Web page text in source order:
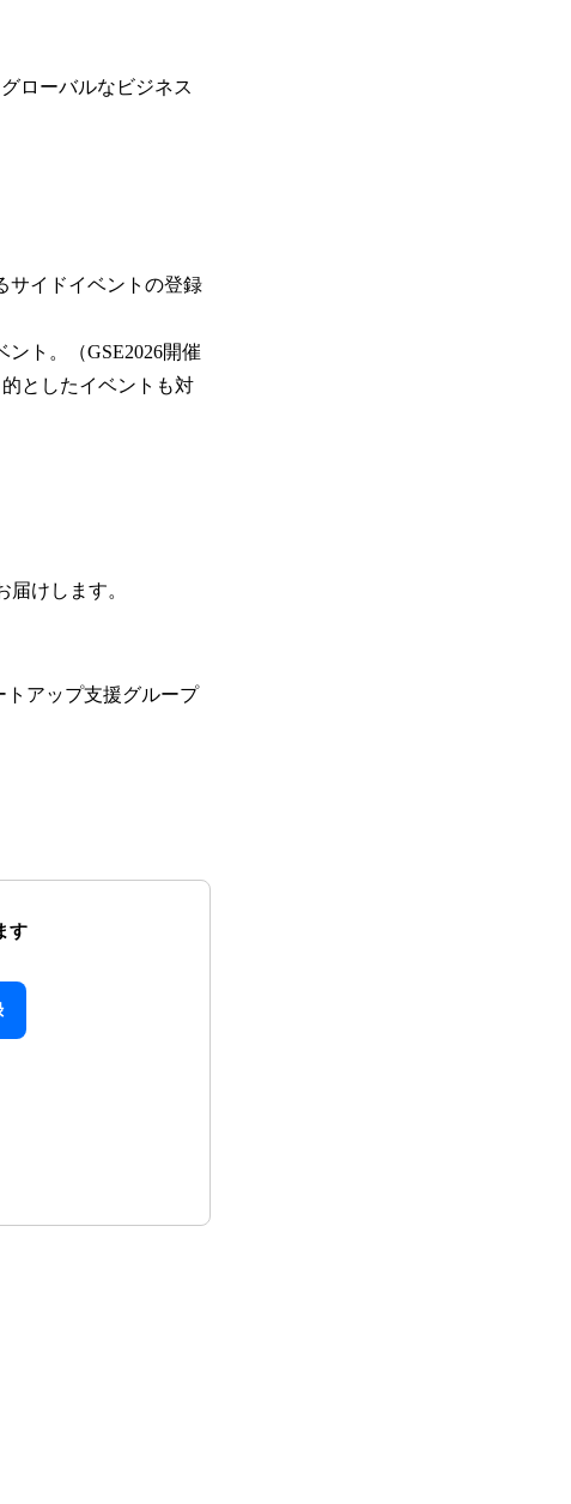
ローバルなビジネス
サイドイベントの登録
ト。（GSE2026開催
としたイベントも対
けします。
トアップ支援グループ
す